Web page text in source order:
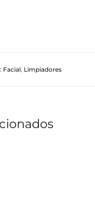
Facial, Limpiadores